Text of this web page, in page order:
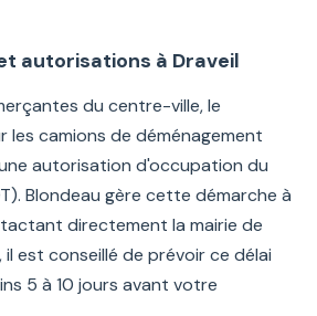
autorisations à Draveil
du centre-ville, le
camions de déménagement
autorisation d'occupation du
Blondeau gère cette démarche à
directement la mairie de
il est conseillé de prévoir ce délai
5 à 10 jours avant votre